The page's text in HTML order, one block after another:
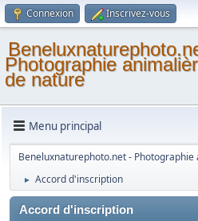
Connexion Inscrivez-vous
Photographie
de nature
Menu principal
Beneluxnaturephoto.net -
► Accord d'inscription
Accord d'inscription